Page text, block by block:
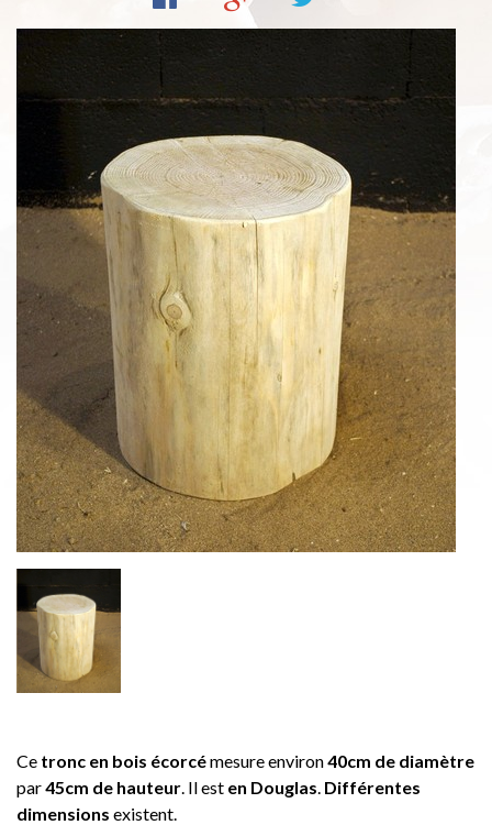
Ce tronc en bois écorcémesure environ40cm de diamètre
par45cm de hauteur. Il est en Douglas. Différentes
dimensions existent.